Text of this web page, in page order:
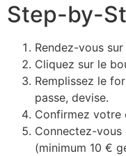
Step-by-
Rendez-vous
Cliquez sur le
Remplissez le
passe, devise.
Confirmez votre
Connectez-
(minimum 10 €